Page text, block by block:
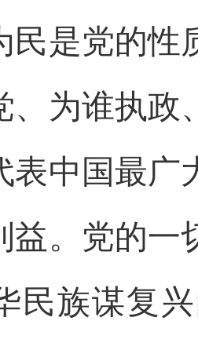
民是党的性
、为谁执政
表中国最广
益。党的一
民族谋复